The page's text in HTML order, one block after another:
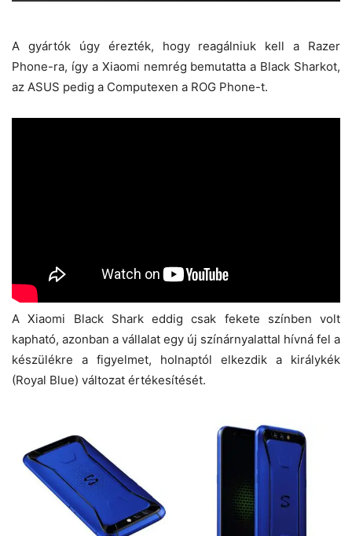
A gyártók úgy érezték, hogy reagálniuk kell a Razer
Phone-ra, így a Xiaomi nemrég bemutatta a Black Sharkot,
az ASUS pedig a Computexen a ROG Phone-t.
A Xiaomi Black Shark eddig csak fekete színben volt
kapható, azonban a vállalat egy új színárnyalattal hívná fel a
készülékre a figyelmet, holnaptól elkezdik a királykék
(Royal Blue) változat értékesítését.